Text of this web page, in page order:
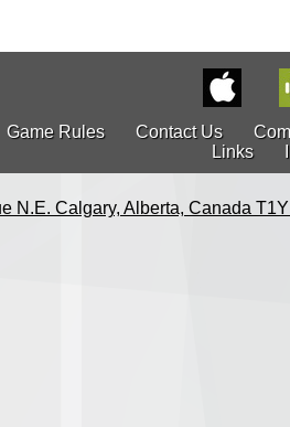
Game Rules Contact Us
Links
N.E. Calgary, Alberta, Canada